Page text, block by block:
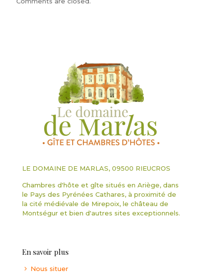
LE DOMAINE DE MARLAS, 09500 RIEUCROS
Chambres d'hôte et gîte situés en Ariège, dans
le Pays des Pyrénées Cathares, à proximité de
la cité médiévale de Mirepoix, le château de
Montségur et bien d'autres sites exceptionnels.
En savoir plus
Nous situer